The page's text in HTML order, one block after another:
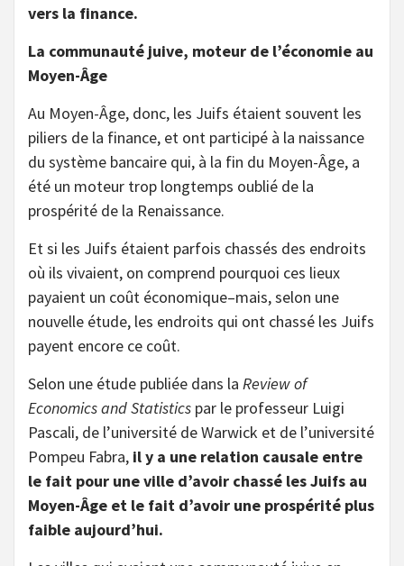
vers la finance.
La communauté juive, moteur de l’économie au
Moyen-Âge
Au Moyen-Âge, donc, les Juifs étaient souvent les
piliers de la finance, et ont participé à la naissance
du système bancaire qui, à la fin du Moyen-Âge, a
été un moteur trop longtemps oublié de la
prospérité de la Renaissance.
Et si les Juifs étaient parfois chassés des endroits
où ils vivaient, on comprend pourquoi ces lieux
payaient un coût économique–mais, selon une
nouvelle étude, les endroits qui ont chassé les Juifs
payent encore ce coût.
Selon une étude publiée dans la Review of
Economics and Statistics par le professeur Luigi
Pascali, de l’université de Warwick et de l’université
Pompeu Fabra, il y a une relation causale entre
le fait pour une ville d’avoir chassé les Juifs au
Moyen-Âge et le fait d’avoir une prospérité plus
faible aujourd’hui.